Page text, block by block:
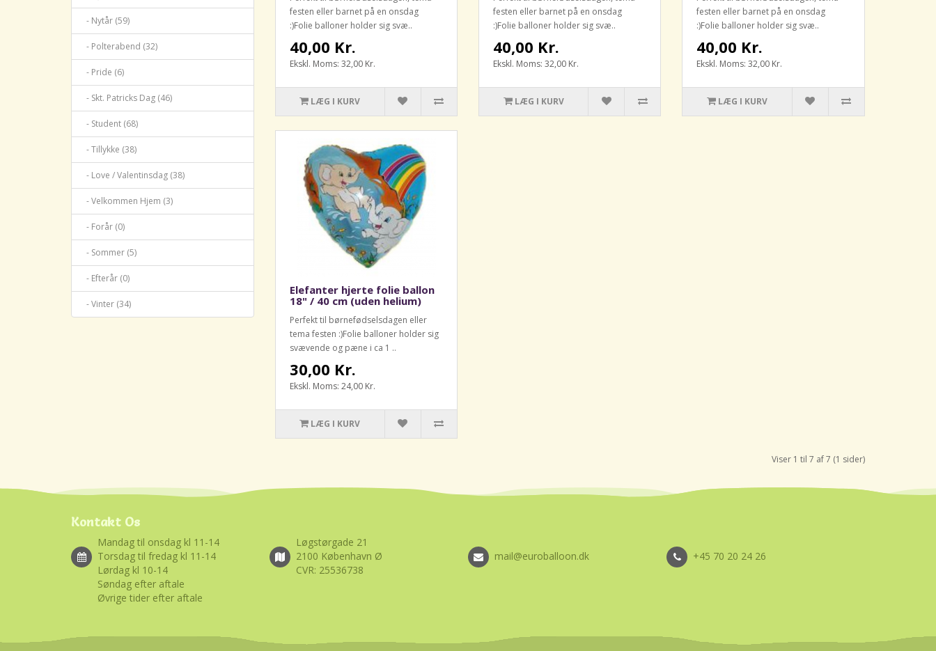
- Nytår (59)
- Polterabend (32)
- Pride (6)
- Skt. Patricks Dag (46)
- Student (68)
- Tillykke (38)
- Love / Valentinsdag (38)
- Velkommen Hjem (3)
- Forår (0)
- Sommer (5)
- Efterår (0)
- Vinter (34)
festen eller barnet på en onsdag
:)Folie balloner holder sig svæ..
40,00 Kr.
Ekskl. Moms: 32,00 Kr.
LÆG I KURV
festen eller barnet på en onsdag
:)Folie balloner holder sig svæ..
40,00 Kr.
Ekskl. Moms: 32,00 Kr.
LÆG I KURV
festen eller barnet på en onsdag
:)Folie balloner holder sig svæ..
40,00 Kr.
Ekskl. Moms: 32,00 Kr.
LÆG I KURV
Elefanter hjerte folie ballon
18" / 40 cm (uden helium)
Perfekt til børnefødselsdagen eller
tema festen :)Folie balloner holder sig
svævende og pæne i ca 1 ..
30,00 Kr.
Ekskl. Moms: 24,00 Kr.
LÆG I KURV
Viser 1 til 7 af 7 (1 sider)
Kontakt Os
Mandag til onsdag kl 11-14
Torsdag til fredag kl 11-14
Lørdag kl 10-14
Søndag efter aftale
Øvrige tider efter aftale
Løgstørgade 21
2100 København Ø
CVR: 25536738
mail@euroballoon.dk +45 70 20 24 26